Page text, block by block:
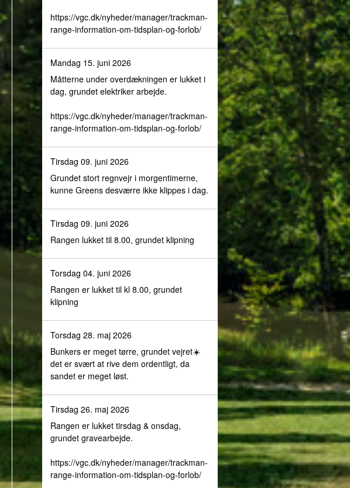
https://vgc.dk/nyheder/manager/trackman-
range-information-om-tidsplan-og-forlob/
Mandag 15. juni 2026
Måtterne under overdækningen er lukket i
dag, grundet elektriker arbejde.
https://vgc.dk/nyheder/manager/trackman-
range-information-om-tidsplan-og-forlob/
Tirsdag 09. juni 2026
Grundet stort regnvejr i morgentimerne,
kunne Greens desværre ikke klippes i dag.
Tirsdag 09. juni 2026
Rangen lukket til 8.00, grundet klipning
Torsdag 04. juni 2026
Rangen er lukket til kl 8.00, grundet
klipning
Torsdag 28. maj 2026
Bunkers er meget tørre, grundet vejret☀️
det er svært at rive dem ordentligt, da
sandet er meget løst.
Tirsdag 26. maj 2026
Rangen er lukket tirsdag & onsdag,
grundet gravearbejde.
https://vgc.dk/nyheder/manager/trackman-
range-information-om-tidsplan-og-forlob/